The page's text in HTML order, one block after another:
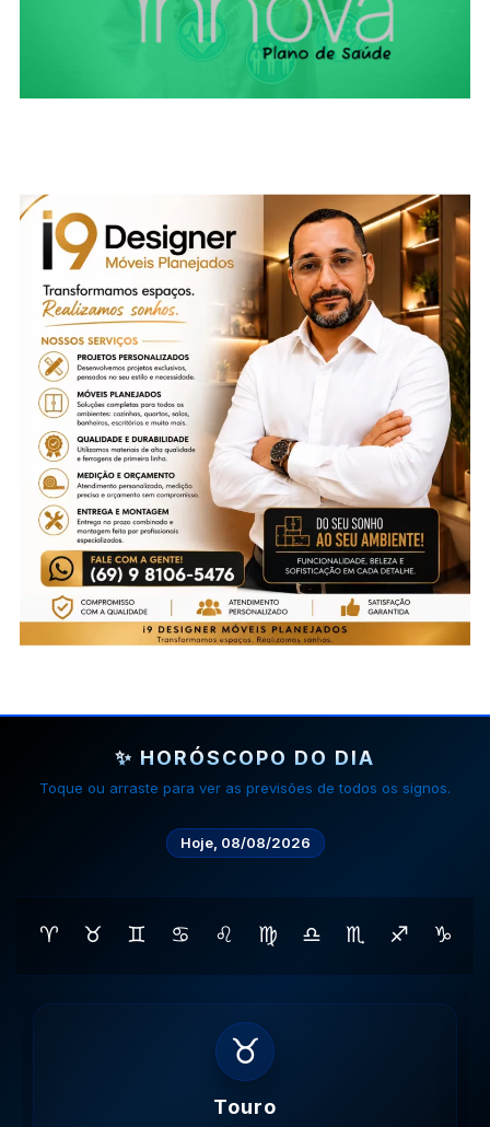
✨ HORÓSCOPO DO DIA
Toque ou arraste para ver as previsões de todos os signos.
Hoje, 08/08/2026
♈ ♉ ♊ ♋ ♌ ♍ ♎ ♏ ♐ ♑
♊
Gemeos